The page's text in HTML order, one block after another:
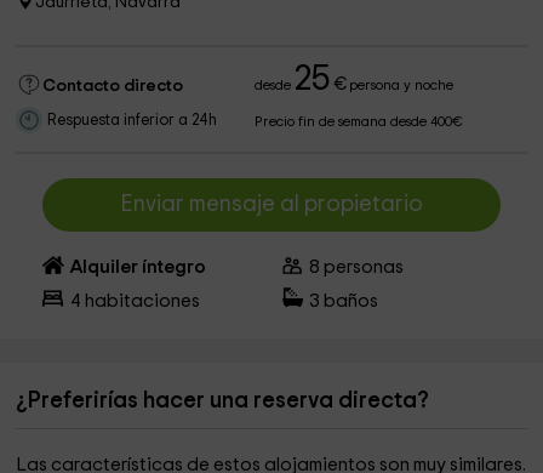
Contacto directo desde 25 €persona y noche
Respuesta inferior a 24h Precio fin de semana desde 400€
Enviar mensaje al propietario
Alquiler íntegro 8 personas
4 habitaciones 3 baños
¿Preferirías hacer una reserva directa?
Las características de estos alojamientos son muy similares.